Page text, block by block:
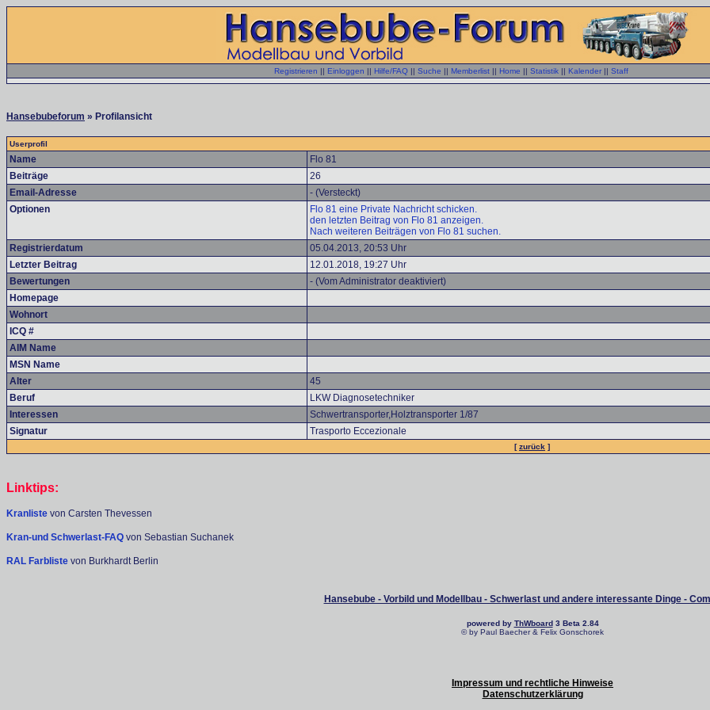
Registrieren || Einloggen || Hilfe/FAQ || Suche || Memberlist || Home || Statistik || Kalender || Staff
Hansebubeforum » Profilansicht
Userprofil
Name
Flo 81
Beiträge
26
Email-Adresse
- (Versteckt)
Optionen
Flo 81 eine Private Nachricht schicken.
den letzten Beitrag von Flo 81 anzeigen.
Nach weiteren Beiträgen von Flo 81 suchen.
Registrierdatum
05.04.2013, 20:53 Uhr
Letzter Beitrag
12.01.2018, 19:27 Uhr
Bewertungen
- (Vom Administrator deaktiviert)
Homepage
Wohnort
ICQ #
AIM Name
MSN Name
Alter
45
Beruf
LKW Diagnosetechniker
Interessen
Schwertransporter,Holztransporter 1/87
Signatur
Trasporto Eccezionale
[zurück ]
Linktips:
Kranliste von Carsten Thevessen
Kran-und Schwerlast-FAQ von Sebastian Suchanek
RAL Farbliste von Burkhardt Berlin
Hansebube - Vorbild und Modellbau - Schwerlast und andere interessante Dinge -
powered by ThWboard3 Beta 2.84
© by Paul Baecher & Felix Gonschorek
Impressum und rechtliche Hinweise
Datenschutzerklärung